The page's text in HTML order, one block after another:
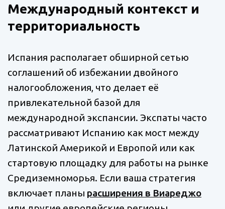
Международный контекст и
территориальность
Испания располагает обширной сетью
соглашений об избежании двойного
налогообложения, что делает её
привлекательной базой для
международной экспансии. Экспаты часто
рассматривают Испанию как мост между
Латинской Америкой и Европой или как
стартовую площадку для работы на рынке
Средиземноморья. Если ваша стратегия
включает планы расширения в Виареджо